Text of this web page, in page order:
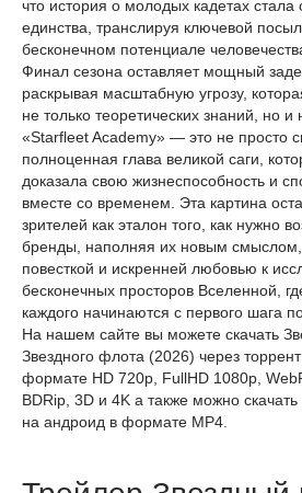
что история о молодых кадетах
единства, транслируя ключевой
бесконечном потенциале
Финал сезона оставляет мощный
раскрывая масштабную угрозу,
не только теоретических знаний, но и
«Starfleet Academy» — это не просто
полноценная глава великой саги,
доказала свою жизнеспособность и
вместе со временем. Эта картина
зрителей как эталон того, как нужно
бренды, наполняя их новым
повесткой и искренней любовью к
бесконечных просторов Вселенной,
каждого начинаются с первого шага
На нашем сайте вы можете скачать
Звездного флота (2026) через
формате HD 720p, FullHD 1080p,
BDRip, 3D и 4K а также можно
на андроид в формате MP4.